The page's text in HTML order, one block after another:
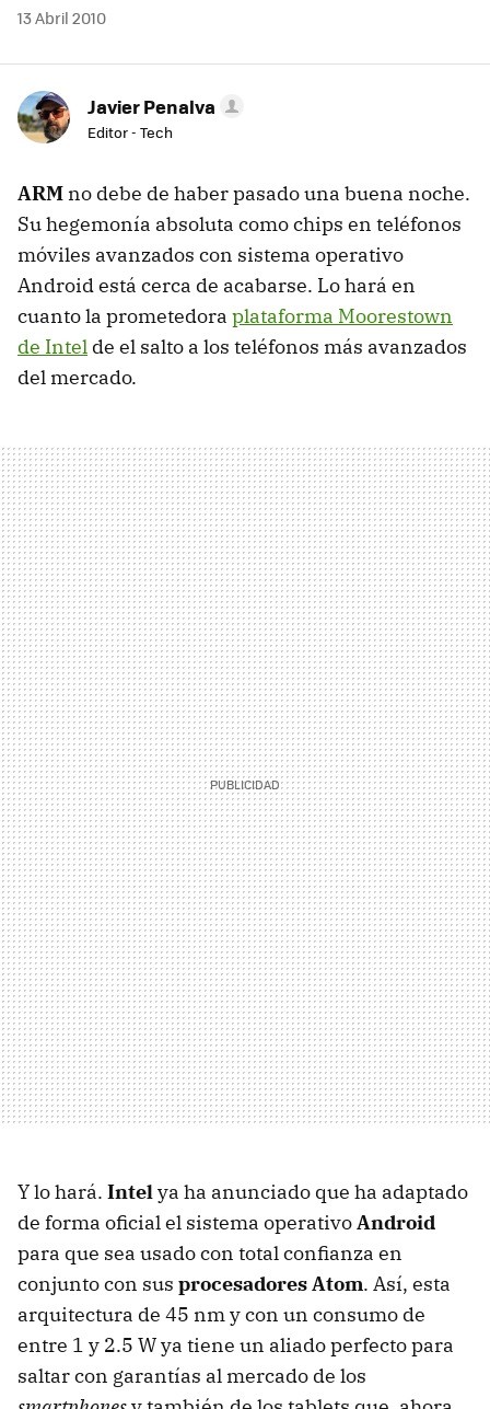
13 Abril 2010
Javier Penalva
Editor - Tech
ARM no debe de haber pasado una buena noche.
Su hegemonía absoluta como chips en teléfonos
móviles avanzados con sistema operativo
Android está cerca de acabarse. Lo hará en
cuanto la prometedora plataforma Moorestown
de Intel de el salto a los teléfonos más avanzados
del mercado.
Y lo hará. Intelya ha anunciado que ha adaptado
de forma oficial el sistema operativoAndroid
para que sea usado con total confianza en
conjunto con sus procesadores Atom. Así, esta
arquitectura de 45 nm y con un consumo de
entre 1 y 2.5 W ya tiene un aliado perfecto para
saltar con garantías al mercado de los